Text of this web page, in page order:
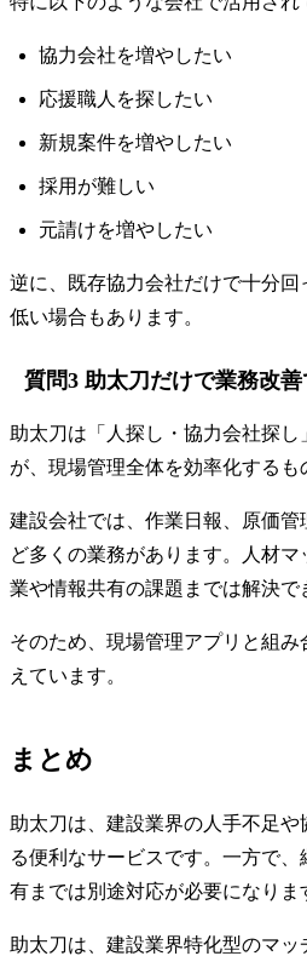
協力会社を増やしたい
応援職人を探したい
新規案件を増やしたい
採用が難しい
元請けを増やしたい
逆に、既存協力会社だけで十分
低い場合もあります。
質問3 助太刀だけで業務改善
助太刀は「人探し・協力会社探
が、現場管理全体を効率化するも
建設会社では、作業日報、原価
ど多くの業務があります。人材
業や情報共有の課題までは解決で
そのため、現場管理アプリと組
えています。
まとめ
助太刀は、建設業界の人手不足
る便利なサービスです。一方で
有までは別途対応が必要になりま
助太刀は、建設業界特化型のマ